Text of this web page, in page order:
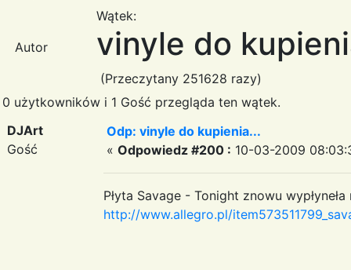
Autor
Wątek:
vinyle do
(Przeczytany 251628 razy)
0 użytkowników i 1 Gość przegląda ten wątek.
DJArt
Gość
Odp: vinyle do kupienia...
« Odpowiedz #200 : 10-03-2009
Płyta Savage - Tonight znowu
http://www.allegro.pl/